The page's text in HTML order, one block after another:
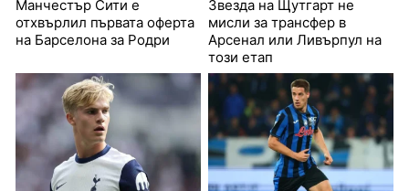
Манчестър Сити е
отхвърлил първата оферта
на Барселона за Родри
Звезда на Щутгарт не
мисли за трансфер в
Арсенал или Ливърпул на
този етап